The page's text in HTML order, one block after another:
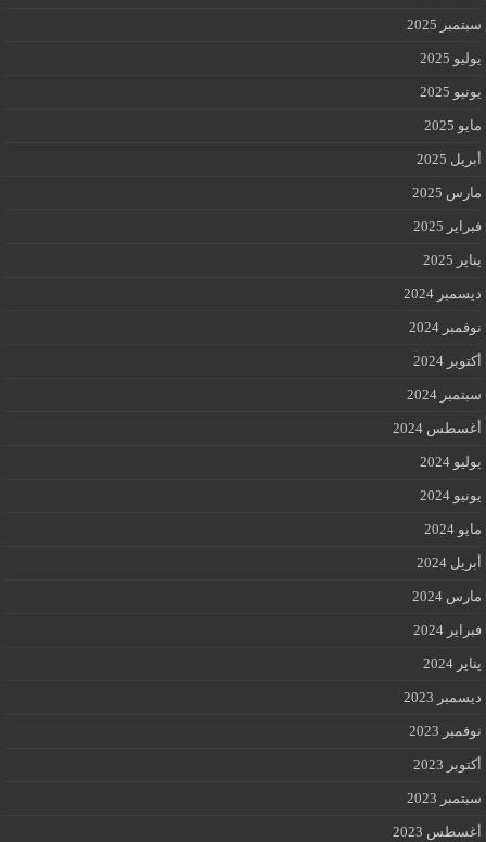
سبتمبر 2025
يوليو 2025
يونيو 2025
مايو 2025
أبريل 2025
مارس 2025
فبراير 2025
يناير 2025
ديسمبر 2024
نوفمبر 2024
أكتوبر 2024
سبتمبر 2024
أغسطس 2024
يوليو 2024
يونيو 2024
مايو 2024
أبريل 2024
مارس 2024
فبراير 2024
يناير 2024
ديسمبر 2023
نوفمبر 2023
أكتوبر 2023
سبتمبر 2023
أغسطس 2023